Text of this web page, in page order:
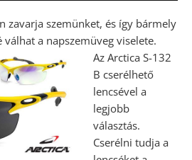
zavarja szemünket, és így bármely
válhat a napszemüveg viselete.
Az Arctica S-132
B cserélhető
lencsével a
legjobb
választás.
Cserélni tudja a